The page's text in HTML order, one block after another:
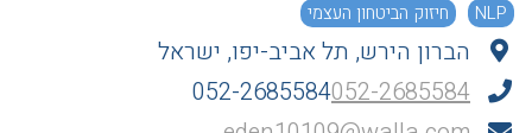
NLP חיזוק הביטחון העצמי
הברון הירש, תל אביב-יפו, ישראל
052-2685584052-2685584